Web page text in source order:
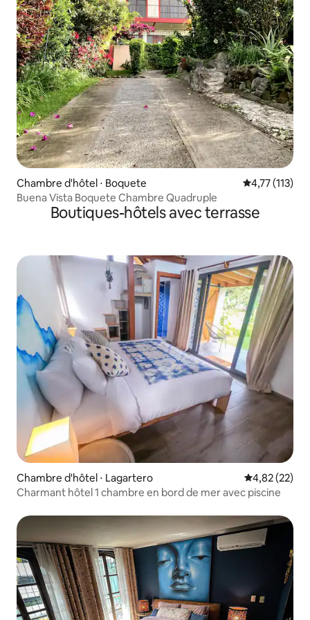
Chambre d'hôtel ⋅ Boquete Évaluation
4,77 (113)
Buena Vista Boquete Chambre Quadruple
Boutiques-hôtels avec terrasse
Chambre d'hôtel ⋅ Lagartero Évaluation
4,82 (22)
Charmant hôtel 1 chambre en bord de mer avec piscine